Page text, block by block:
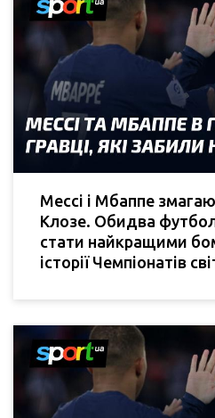
Мессі і Мбаппе
Клозе. Обидва
стати найкращими
історії Чемпіонатів